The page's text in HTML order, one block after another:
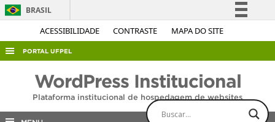
ACESSIBILIDADE CONTRASTE MAPA DO SITE
BRASIL
Simplifique!
Acesso à informação
Legislação
PORTAL UFPEL
AUDITORIA
COBALTO
WordPress Institucional
Plataforma institucional de hospedagem de websites